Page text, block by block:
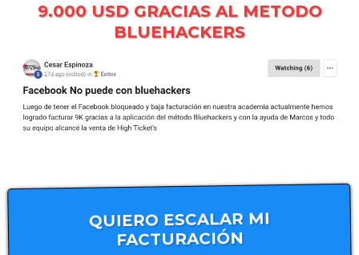
9.000 USD GRACIAS AL METODO
BLUEHACKERS
QUIERO ESCALAR MI
FACTURACIÓN